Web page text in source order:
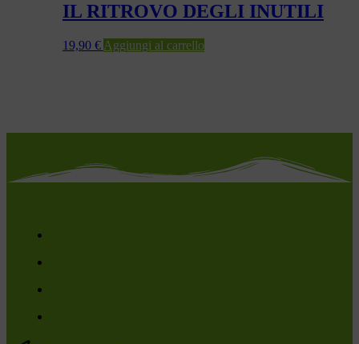
IL RITROVO DEGLI INUTILI
19,90 € Aggiungi al carrello